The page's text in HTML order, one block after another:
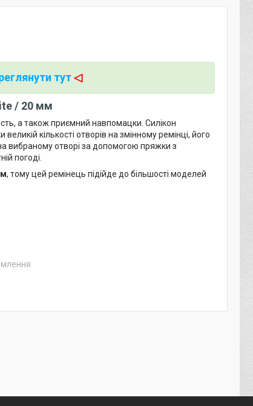
тут◁
/ 20 мм
а також приємний навпомацки. Силікон
кількості отворів на змінному ремінці, його
вибраному отворі за допомогою пряжки з
погоді.
, тому цей ремінець підійде до більшості моделей